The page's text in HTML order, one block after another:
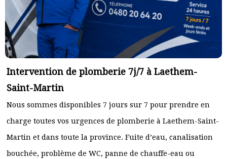
Intervention de plomberie 7j/7 à Laethem-
Saint-Martin
Nous sommes disponibles 7 jours sur 7 pour prendre en
charge toutes vos urgences de plomberie à Laethem-Saint-
Martin et dans toute la province. Fuite d’eau, canalisation
bouchée, problème de WC, panne de chauffe-eau ou